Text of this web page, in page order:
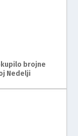
brojne
Nedelji